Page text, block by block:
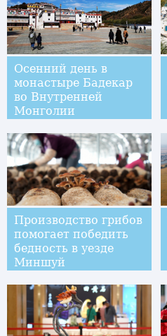
Осенний день в
монастыре Бадекар
во Внутренней
Монголии
Производство грибов
помогает победить
бедность в уезде
Миншуй